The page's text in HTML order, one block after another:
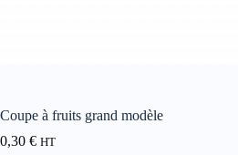
Coupe à fruits grand modèle
0,30 € HT